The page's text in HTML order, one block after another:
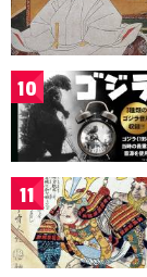
10
11